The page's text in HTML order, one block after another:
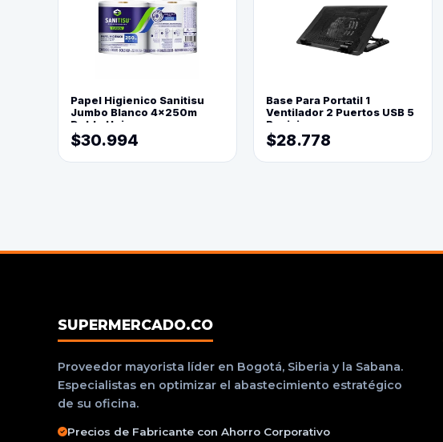
Papel Higienico Sanitisu
Jumbo Blanco 4x250m
Doble Hoja
$30.994
Base Para Portatil 1
Ventilador 2 Puertos USB 5
Posiciones
$28.778
SUPERMERCADO.CO
Proveedor mayorista líder en Bogotá, Siberia y la Sabana.
Especialistas en optimizar el abastecimiento estratégico
de su oficina.
Precios de Fabricante con Ahorro Corporativo